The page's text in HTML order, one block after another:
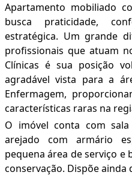
Apartamento mobiliado
busca praticidade,
estratégica. Um grande
profissionais que atuam
Clínicas é sua posição
agradável vista para a
Enfermagem,
características raras na
O imóvel conta com
arejado com armário
pequena área de serviço
conservação. Dispõe ainda